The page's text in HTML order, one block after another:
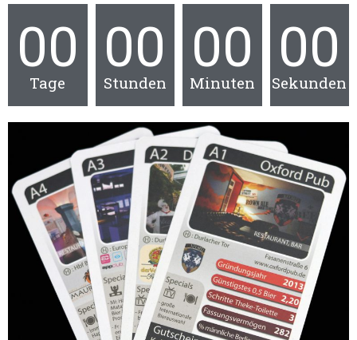
00
Tage
00
Stunden
00
Minuten
00
Sekunden